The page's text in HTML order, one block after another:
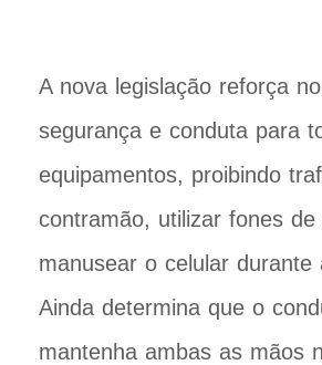
A nova legislação reforça
segurança e conduta para
equipamentos, proibindo
contramão, utilizar fones de
manusear o celular durante
Ainda determina que o
mantenha ambas as mãos